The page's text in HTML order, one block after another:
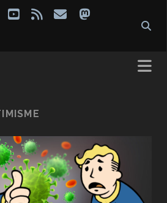
youtube
rss emailmastodon